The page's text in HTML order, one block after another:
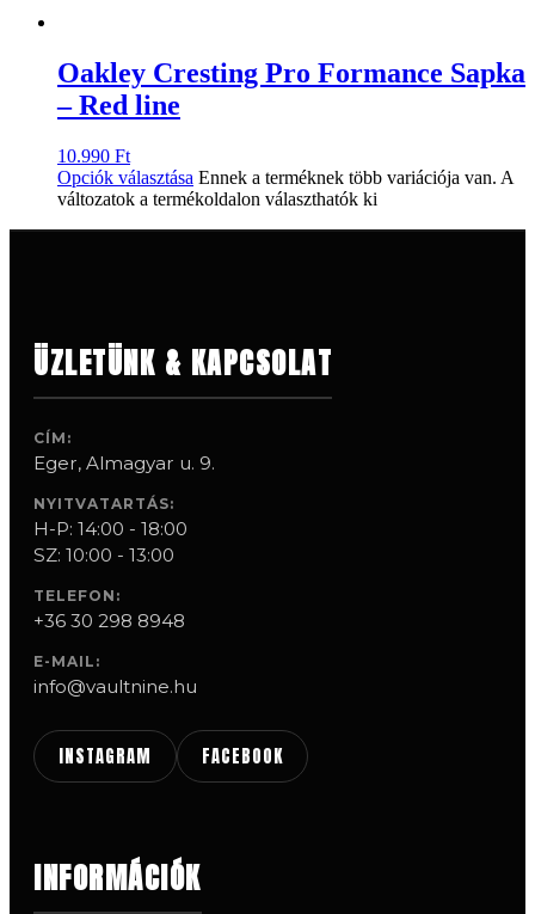
Oakley Cresting Pro Formance Sapka
– Red line
10.990 Ft
Opciók választása Ennek a terméknek több variációja van. A
változatok a termékoldalon választhatók ki
ÜZLETÜNK & KAPCSOLAT
CÍM:
Eger, Almagyar u. 9.
NYITVATARTÁS:
H-P: 14:00 - 18:00
SZ: 10:00 - 13:00
TELEFON:
+36 30 298 8948
E-MAIL:
info@vaultnine.hu
INSTAGRAM FACEBOOK
INFORMÁCIÓK